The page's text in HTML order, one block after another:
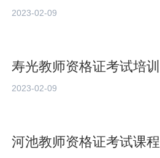
2023-02-09
寿光教师资格证考试培训
2023-02-09
河池教师资格证考试课程